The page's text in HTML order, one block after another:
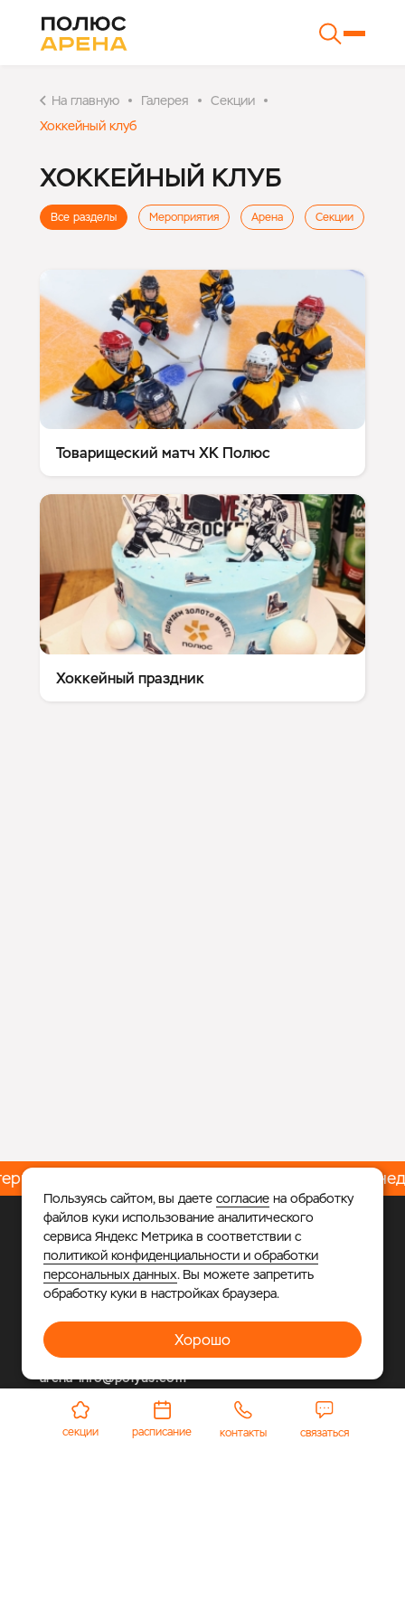
На главную Галерея
Секции
Хоккейный клуб
ХОККЕЙНЫЙ КЛУБ
Все разделы Мероприятия Арена Секции
Товарищеский матч ХК Полюс
Хоккейный праздник
Ледовые тренировки – Встань на коньки за
Личный кабинет Расписание
Телефон
Адрес
МО, г.о. Одинцовский, п. Горки-2, соор. 23
Электронная почта
arena-info@polyus.com
Публичная оферта
секции расписание контакты связаться
Пользуясь сайтом, вы даете согласие на обработку
файлов куки использование аналитического
сервиса Яндекс Метрика в соответствии с
политикой конфиденциальности и обработки
персональных данных. Вы можете запретить
обработку куки в настройках браузера.
Хорошо